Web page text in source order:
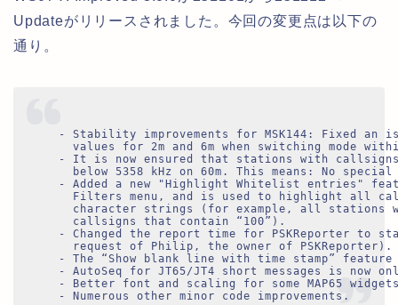
Updateがリリースされました。今回の変更点は以下の
通り。
- Stability improvements for MSK144: Fixed
values for 2m and 6m when switching mode
- It is now ensured that stations with callsigns
below 5358 kHz on 60m. This means: No
- Added a new "Highlight Whitelist entries"
Filters menu, and is used to highlight all
character strings (for example, all stations
   callsigns that contain “100”).
- Changed the report time for PSKReporter to
   request of Philip, the owner of PSKReporter).
- The “Show blank line with time stamp” feature
- AutoSeq for JT65/JT4 short messages is now
- Better font and scaling for some MAP65
- Numerous other minor code improvements.